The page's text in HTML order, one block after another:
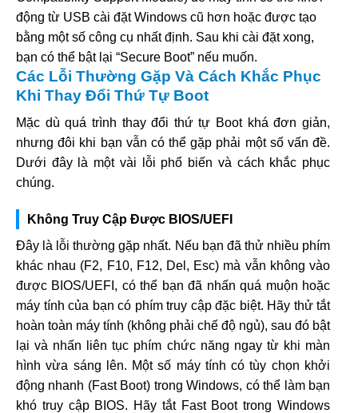
động từ USB cài đặt Windows cũ hơn hoặc được tạo
bằng một số công cụ nhất định. Sau khi cài đặt xong,
bạn có thể bật lại “Secure Boot” nếu muốn.
Các Lỗi Thường Gặp Và Cách Khắc Phục
Khi Thay Đổi Thứ Tự Boot
Mặc dù quá trình thay đổi thứ tự Boot khá đơn giản,
nhưng đôi khi bạn vẫn có thể gặp phải một số vấn đề.
Dưới đây là một vài lỗi phổ biến và cách khắc phục
chúng.
Không Truy Cập Được BIOS/UEFI
Đây là lỗi thường gặp nhất. Nếu bạn đã thử nhiều phím
khác nhau (F2, F10, F12, Del, Esc) mà vẫn không vào
được BIOS/UEFI, có thể bạn đã nhấn quá muộn hoặc
máy tính của bạn có phím truy cập đặc biệt. Hãy thử tắt
hoàn toàn máy tính (không phải chế độ ngủ), sau đó bật
lại và nhấn liên tục phím chức năng ngay từ khi màn
hình vừa sáng lên. Một số máy tính có tùy chọn khởi
động nhanh (Fast Boot) trong Windows, có thể làm bạn
khó truy cập BIOS. Hãy tắt Fast Boot trong Windows